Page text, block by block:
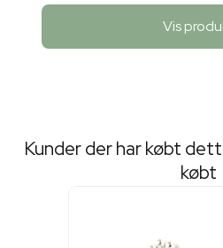
Vis
Kunder der har købt
købt